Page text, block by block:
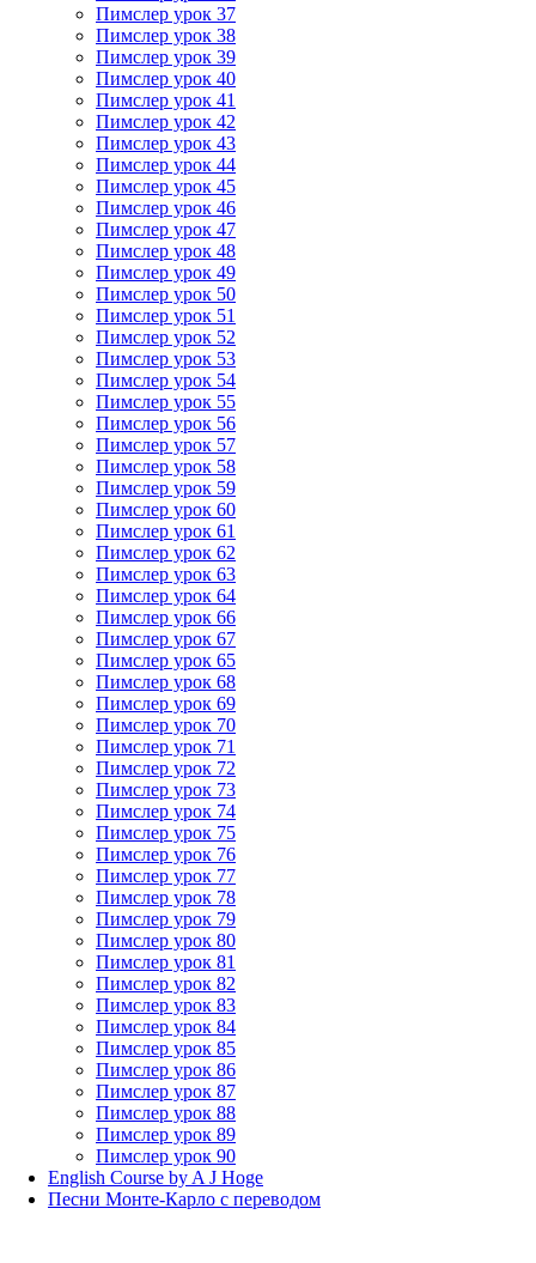
Пимслер урок 37
Пимслер урок 38
Пимслер урок 39
Пимслер урок 40
Пимслер урок 41
Пимслер урок 42
Пимслер урок 43
Пимслер урок 44
Пимслер урок 45
Пимслер урок 46
Пимслер урок 47
Пимслер урок 48
Пимслер урок 49
Пимслер урок 50
Пимслер урок 51
Пимслер урок 52
Пимслер урок 53
Пимслер урок 54
Пимслер урок 55
Пимслер урок 56
Пимслер урок 57
Пимслер урок 58
Пимслер урок 59
Пимслер урок 60
Пимслер урок 61
Пимслер урок 62
Пимслер урок 63
Пимслер урок 64
Пимслер урок 66
Пимслер урок 67
Пимслер урок 65
Пимслер урок 68
Пимслер урок 69
Пимслер урок 70
Пимслер урок 71
Пимслер урок 72
Пимслер урок 73
Пимслер урок 74
Пимслер урок 75
Пимслер урок 76
Пимслер урок 77
Пимслер урок 78
Пимслер урок 79
Пимслер урок 80
Пимслер урок 81
Пимслер урок 82
Пимслер урок 83
Пимслер урок 84
Пимслер урок 85
Пимслер урок 86
Пимслер урок 87
Пимслер урок 88
Пимслер урок 89
Пимслер урок 90
English Course by A J Hoge
Песни Монте-Карло с переводом